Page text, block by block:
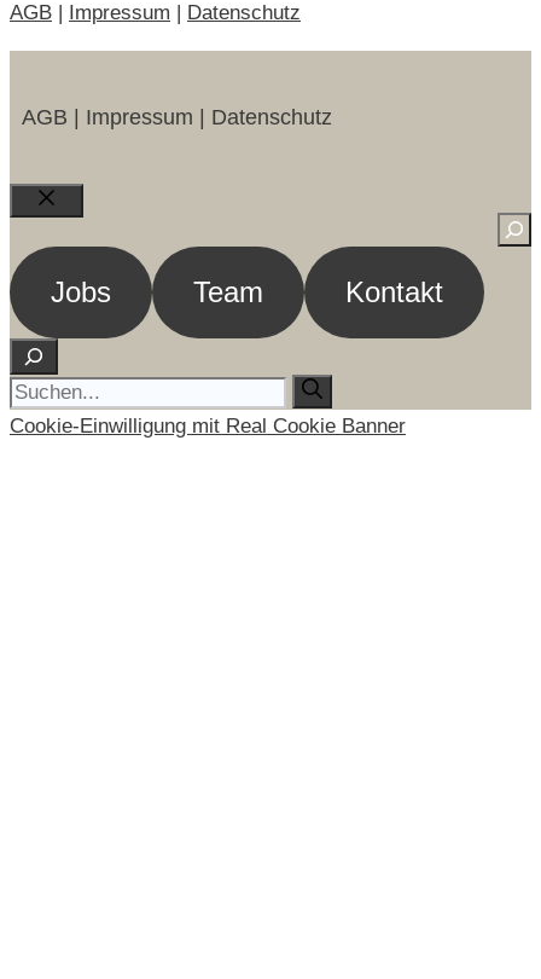
AGB Impressum Datenschutz
AGB | Impressum | Datenschutz
Close
Jobs Team Kontakt
Suchen
Suche
nach:
Cookie-Einwilligung mit Real Cookie Banner